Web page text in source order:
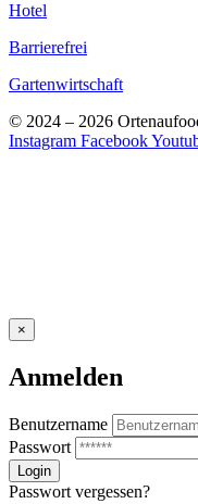
Hotel
Barrierefrei
Gartenwirtschaft
© 2024 – 2026
Instagram Facebook
×
Anmelden
Benutzername
Passwort
Passwort vergessen?